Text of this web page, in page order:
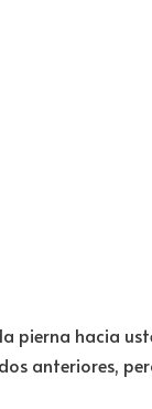
pierna hacia
anteriores,